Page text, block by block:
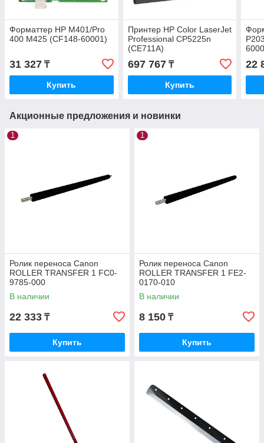
Форматтер HP M401/Pro
400 M425 (CF148-60001)
31 327 ₸
Купить
Принтер HP Color LaserJet
Professional CP5225n
(CE711A)
697 767₸
Купить
22
Акционные предложения и новинки
1
Ролик переноса Canon
ROLLER TRANSFER 1 FC0-
9785-000
В наличии
22 333 ₸
Купить
1
Ролик переноса Canon
ROLLER TRANSFER 1 FE2-
0170-010
В наличии
8 150 ₸
Купить